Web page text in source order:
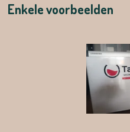
Enkele voorbeelden